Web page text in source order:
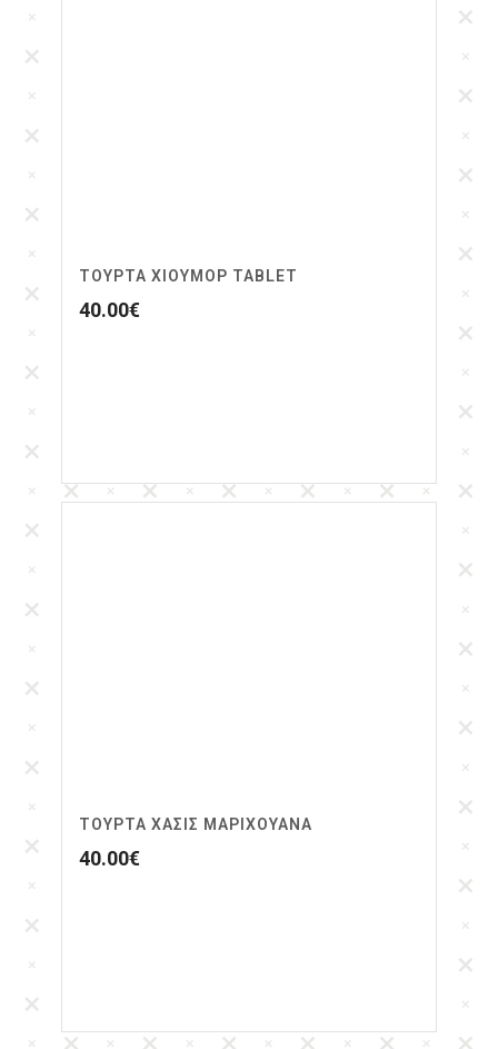
ΤΟΥΡΤΑ ΧΙΟΥΜΟΡ TABLET
40.00€
ΤΟΥΡΤΑ ΧΑΣΙΣ ΜΑΡΙΧΟΥΆΝΑ
40.00€